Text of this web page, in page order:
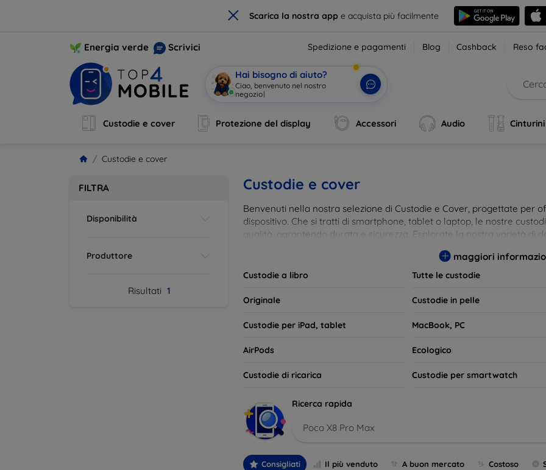
× Scarica la nostra appe acquista più facilmente
Energia verde Scrivici Spedizione e pagamenti Blog Cashback Reso
Hai bisogno di aiuto?
Ciao, benvenuto nel nostro
negozio|
Custodie e cover Protezione del display Accessori Audio Cinturini
Custodie e cover
FILTRA
Disponibilità
Produttore
Risultati 1
Custodie e cover
Benvenuti nella nostra selezione di Custodie e Cover, progettate per
dispositivo. Che si tratti di smartphone, tablet o laptop, le nostre
qualità, garantendo durata e sicurezza. Esplorate la nostra varietà di
maggiori
Custodie a libro Tutte le custodie
Originale Custodie in pelle
Custodie per iPad, tablet MacBook, PC
AirPods Ecologico
Custodie di ricarica Custodie per smartwatch
Ricerca rapida
Poco X8 Pro Max
Consigliati Il più venduto A buon mercato Costoso